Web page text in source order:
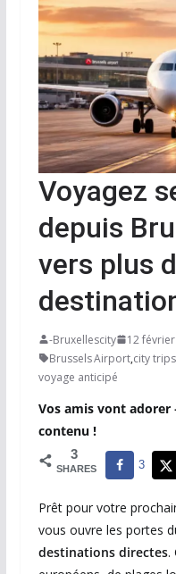
Voyagez
depuis
vers plus
-Bruxellescity 12
Brussels Airport,city trips
voyage anticipé
Vos amis vont
contenu !
3
SHARES 3
Prêt pour votre
vous ouvre les portes
destinations directes.